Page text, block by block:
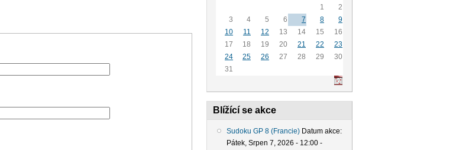
1
2
3
4 5 6 7 8
9
10
11 12 13 14 15
16
17
18 19 20 21 22
23
24
25 26 27 28 29
30
31
Blížící se akce
Sudoku GP 8 (Francie) Datum akce:
Pátek, Srpen 7, 2026 - 12:00 -